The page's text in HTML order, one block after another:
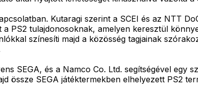
Kutaragi szerint a SCEI és az NTT
PS2 tulajdonosoknak, amelyen keresztül
színesíti majd a közösség tagjainak
SEGA, és a Namco Co. Ltd. segítségével egy
össze SEGA játéktermekben elhelyezett PS2